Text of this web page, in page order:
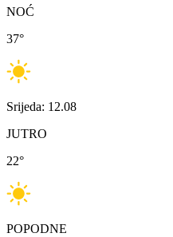
NOĆ
37°
Srijeda: 12.08
JUTRO
22°
POPODNE